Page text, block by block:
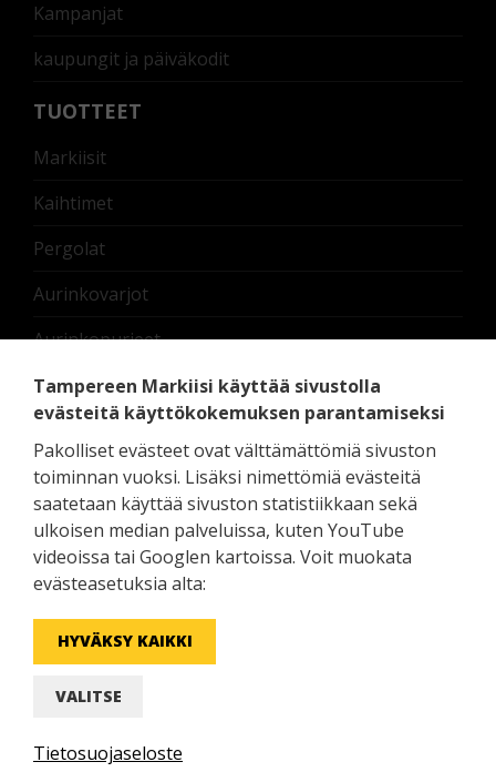
Kampanjat
kaupungit ja päiväkodit
TUOTTEET
Markiisit
Kaihtimet
Pergolat
Aurinkovarjot
Aurinkopurjeet
Nostettavat lasikaiteet
Terassilämmittimet
Moottorit ja oheislaitteet
Pedelux erikoistuotteet
Zip Screen - screenkaihdin ulos
Facebook
YouTube
Instagram
LinkedIn
Tampereen Markiisi käyttää sivustolla
evästeitä käyttökokemuksen parantamiseksi
Pakolliset evästeet ovat välttämättömiä sivuston
toiminnan vuoksi. Lisäksi nimettömiä evästeitä
saatetaan käyttää sivuston statistiikkaan sekä
ulkoisen median palveluissa, kuten YouTube
videoissa tai Googlen kartoissa. Voit muokata
evästeasetuksia alta:
HYVÄKSY KAIKKI
VALITSE
Tietosuojaseloste